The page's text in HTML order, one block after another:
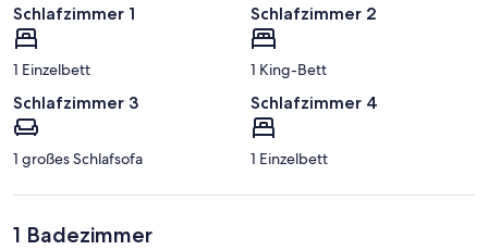
Schlafzimmer 1
1 Einzelbett
Schlafzimmer 2
1 King-Bett
Schlafzimmer 3
1 großes Schlafsofa
Schlafzimmer 4
1 Einzelbett
1 Badezimmer